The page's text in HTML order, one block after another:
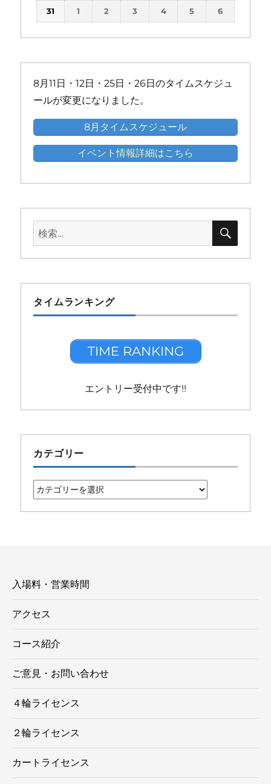
ン
ト)
ン
ト)
ン
ト)
ン
ト)
ン
ト)
ン
ト)
イ
ン
イ
ン
イ
ン
イ
ン
イ
ン
イ
ン
ト)
ト)
ト)
ト)
ト)
31 1 2 3 4 5 6
8月11日・12日・25日・26日のタイムスケジュ
ールが変更になりました。
8月タイムスケジュール
イベント情報詳細はこちら
検
索:
検
タイムランキング
TIME RANKING
エントリー受付中です!!
カテゴリー
カ
テ
ゴ
入場料・営業時間
アクセス
コース紹介
ご意見・お問い合わせ
４輪ライセンス
２輪ライセンス
カートライセンス